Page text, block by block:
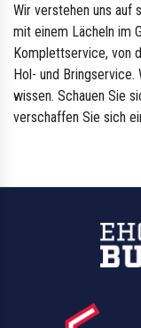
Wir verstehen uns auf
mit einem Lächeln im
Komplettservice, von
Hol- und Bringservice.
wissen. Schauen Sie
verschaffen Sie sich